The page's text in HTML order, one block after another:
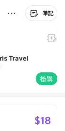
筆記
Travel
搶購
$18